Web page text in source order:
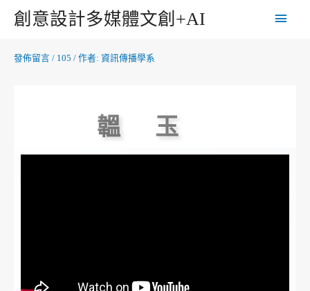
創意設計多媒體文創+AI
發佈留言 / 105 / 作者: 資訊傳播學系
韞玉